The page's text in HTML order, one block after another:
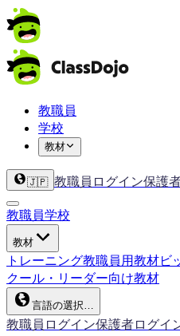
教職員
学校
教材
🇯🇵 教職員ログイン保護
教職員学校
教材
トレーニング教職員用教材ビ
クール・リーダー向け教材
言語の選択…
教職員ログイン保護者ログイ